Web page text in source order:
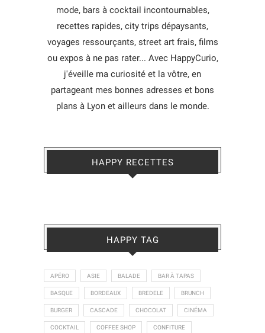
mode, bars à cocktail incontournables,
recettes rapides, city trips dépaysants,
voyages ressourçants, street art frais, films
ou expos à ne pas rater... Avec HappyCurio,
j'éveille ma curiosité et la vôtre, en
partageant mes bonnes adresses et bons
plans à Lyon et ailleurs dans le monde.
HAPPY RECETTES
HAPPY TAG
APÉRO ASIE BALADE BAR À TAPAS
BASQUE BORDEAUX BREDELE BRUNCH
BURGER CASCADE CHOCOLAT CINÉMA
COCKTAIL COFFEE SHOP CONFITURE